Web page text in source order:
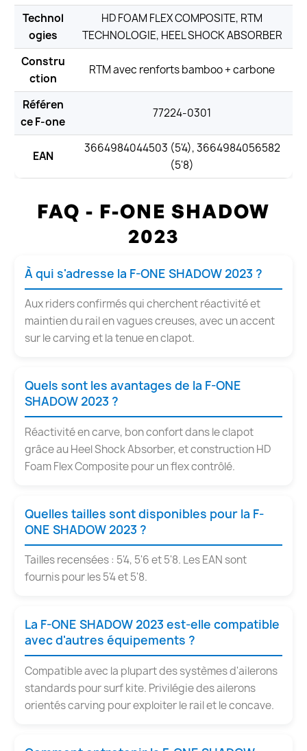
Technol
ogies
HD FOAM FLEX COMPOSITE, RTM
TECHNOLOGIE, HEEL SHOCK ABSORBER
Constru
ction
RTM avec renforts bamboo + carbone
Référen
ce F-one
77224-0301
EAN
3664984044503 (5'4), 3664984056582
(5'8)
FAQ - F-ONE SHADOW
2023
À qui s'adresse la F-ONE SHADOW 2023 ?
Aux riders confirmés qui cherchent réactivité et
maintien du rail en vagues creuses, avec un accent
sur le carving et la tenue en clapot.
Quels sont les avantages de la F-ONE
SHADOW 2023 ?
Réactivité en carve, bon confort dans le clapot
grâce au Heel Shock Absorber, et construction HD
Foam Flex Composite pour un flex contrôlé.
Quelles tailles sont disponibles pour la F-
ONE SHADOW 2023 ?
Tailles recensées : 5'4, 5'6 et 5'8. Les EAN sont
fournis pour les 5'4 et 5'8.
La F-ONE SHADOW 2023 est-elle compatible
avec d'autres équipements ?
Compatible avec la plupart des systèmes d'ailerons
standards pour surf kite. Privilégie des ailerons
orientés carving pour exploiter le rail et le concave.